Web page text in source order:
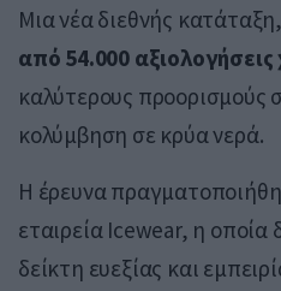
Μια νέα διεθνής
από 54.000
καλύτερους προορισμούς
κολύμβηση σε κρύα νερά.
Η έρευνα
εταιρεία Icewear, η οποία
δείκτη ευεξίας και